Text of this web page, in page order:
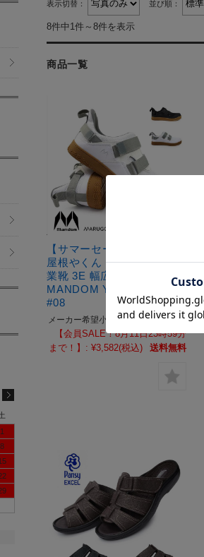
表示切替： 並び順：
8件中1件～8件を表示
商品一覧
【サマーセール】マンダム
屋根やくん #08 メンズ 作
業靴 3E 幅広 丸五
MANDOM YANEYAKUN
#08
メーカー希望小売価格: ¥4,400(税込)
【会員SALE！8月11日23時59分
まで！】: ¥3,582(税込) 送料無料
1
8